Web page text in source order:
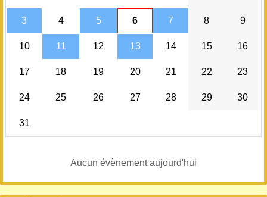
3 4 5 6 7 8 9
10 11 12 13 14 15 16
17 18 19 20 21 22 23
24 25 26 27 28 29 30
31
Aucun évènement aujourd'hui